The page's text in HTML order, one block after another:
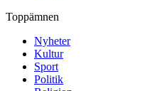
Toppämnen
Nyheter
Kultur
Sport
Politik